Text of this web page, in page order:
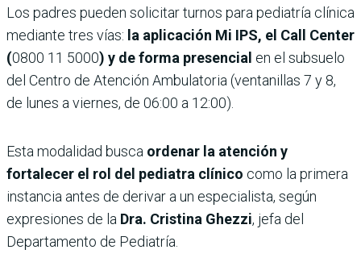
Los padres pueden solicitar turnos para pediatría clínica
mediante tres vías: la aplicación Mi IPS, el Call Center
(0800 11 5000) y de forma presencial en el subsuelo
del Centro de Atención Ambulatoria (ventanillas 7 y 8,
de lunes a viernes, de 06:00 a 12:00).
Esta modalidad busca ordenar la atención y
fortalecer el rol del pediatra clínico como la primera
instancia antes de derivar a un especialista, según
expresiones de la Dra. Cristina Ghezzi, jefa del
Departamento de Pediatría.